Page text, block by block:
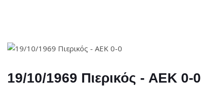
19/10/1969 Πιερικός - AEK 0-0